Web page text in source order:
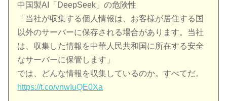
中国製AI「DeepSeek」の危険性
「当社が収集する個人情報は、お客様が居住する国
以外のサーバーに保存される場合があります。当社
は、収集した情報を中華人民共和国に所在する安全
なサーバーに保管します」
では、どんな情報を収集しているのか。すべてだ。
https://t.co/vnwIuQE0Xa